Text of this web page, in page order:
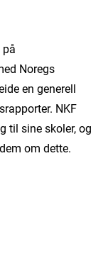
Noregs
en generell
NKF
til sine skoler, og
om dette.